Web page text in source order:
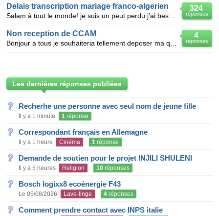
324
réponses
Delais transcription mariage franco-algerien
4
réponses
Non reception de CCAM
Les dernières réponses publiées
Recherhe une personne avec seul nom de jeune fille
Il y a 1 minute 1 réponse
Correspondant français en Allemagne
Il y a 1 heure Cinéma 1 réponse
Demande de soutien pour le projet INJILI SHULENI
Il y a 5 heures Religion 10 réponses
Bosch logixx8 ecoénergie F43
Le 05/08/2026 Lave-linge 4 réponses
Comment prendre contact avec INPS italie